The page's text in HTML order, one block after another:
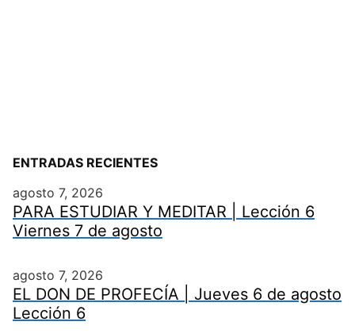
ENTRADAS RECIENTES
agosto 7, 2026
PARA ESTUDIAR Y MEDITAR | Lección 6
Viernes 7 de agosto
agosto 7, 2026
EL DON DE PROFECÍA | Jueves 6 de agosto
Lección 6